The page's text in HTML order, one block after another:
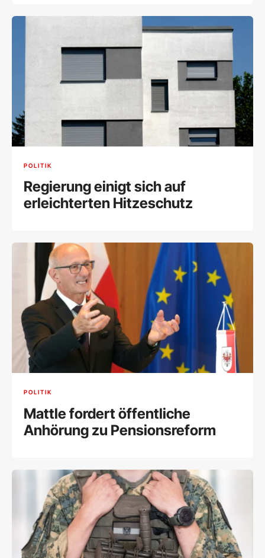
POLITIK
Regierung einigt sich auf
erleichterten Hitzeschutz
POLITIK
Mattle fordert öffentliche
Anhörung zu Pensionsreform